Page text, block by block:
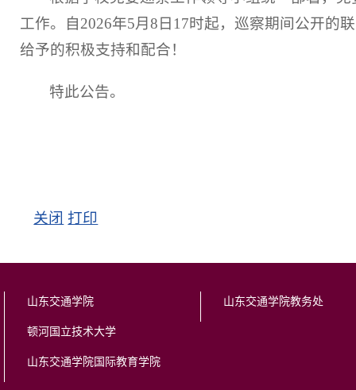
工作。自2026年5月8日17时起，巡察期间公开的
给予的积极支持和配合！
特此公告。
关闭 打印
山东交通学院
顿河国立技术大学
山东交通学院国际教育学院
山东交通学院教务处